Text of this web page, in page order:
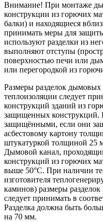
Внимание! При монтаже
конструкции из горючих
балки) и находящиеся
принимать меры для
используют разделки из
выполняют отступы
поверхностью печи или
или перегородкой из
Размеры разделок
теплоизоляции следует
конструкций зданий из
защищенных конструкций.
защищёнными, если они
асбестовому картону
штукатуркой толщиной 25
Дымовой канал,
конструкций из горючих
выше 50°С. При наличии
изготовителя
каминов) размеры
следует принимать в
Разделка должна быть
на 70 мм.